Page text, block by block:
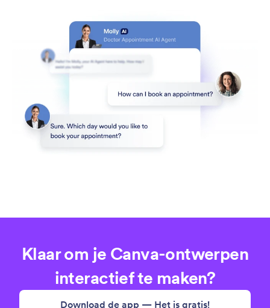
Klaar om je Canva-ontwerpen
interactief te maken?
Download de app — Het is gratis!